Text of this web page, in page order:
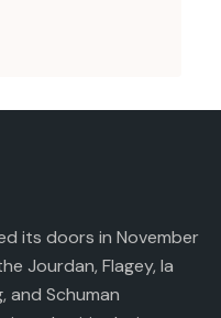
its doors in November
Jourdan, Flagey, la
and Schuman